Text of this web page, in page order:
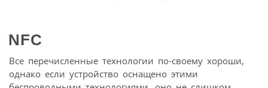
NFC
Все перечисленные технологии по-своему хороши,
однако если устройство оснащено этими